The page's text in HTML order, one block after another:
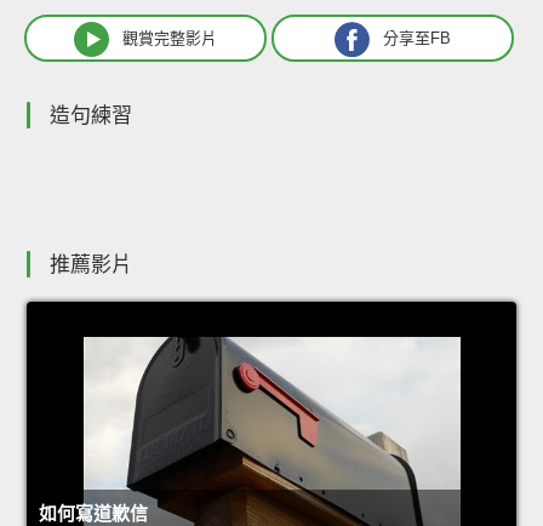
觀賞完整影片 分享至FB
造句練習
推薦影片
如何寫道歉信